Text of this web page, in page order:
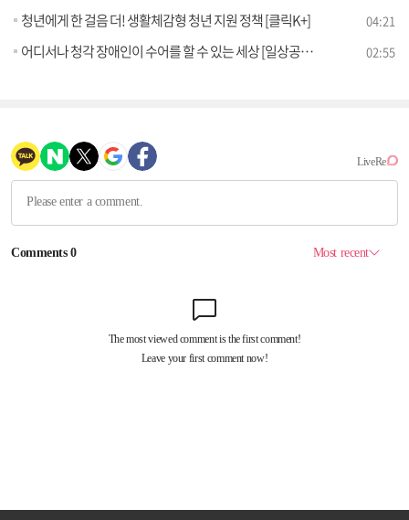
청년에게 한 걸음 더! 생활체감형 청년 지원 정책 [클릭K+] 04:21
어디서나 청각 장애인이 수어를 할 수 있는 세상 [일상공감365] 02:55